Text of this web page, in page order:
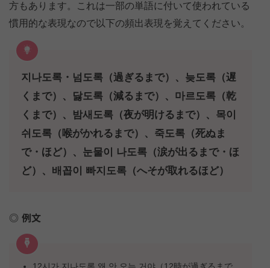
方もあります。これは一部の単語に付いて使われている
慣用的な表現なので以下の頻出表現を覚えてください。
지나도록・넘도록（過ぎるまで）、늦도록（遅
くまで）、닳도록（減るまで）、마르도록（乾
くまで）、밤새도록（夜が明けるまで）、목이
쉬도록（喉がかれるまで）、죽도록（死ぬま
で・ほど）、눈물이 나도록（涙が出るまで・ほ
ど）、배꼽이 빠지도록（へそが取れるほど）
例文